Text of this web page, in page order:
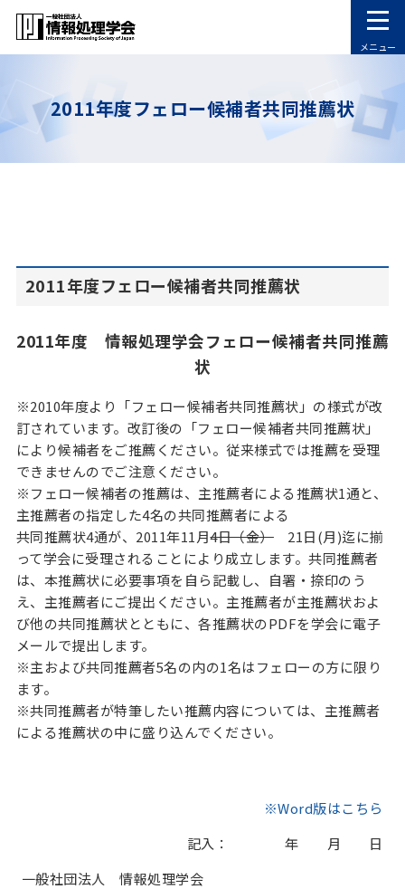
メニュー
2011年度フェロー候補者共同推薦状
2011年度フェロー候補者共同推薦状
2011年度 情報処理学会フェロー候補者共同推薦
状
※2010年度より「フェロー候補者共同推薦状」の様式が改
訂されています。改訂後の「フェロー候補者共同推薦状」
により候補者をご推薦ください。従来様式では推薦を受理
できませんのでご注意ください。
※フェロー候補者の推薦は、主推薦者による推薦状1通と、
主推薦者の指定した4名の共同推薦者による
共同推薦状4通が、2011年11月4日（金）21日(月)迄に揃
って学会に受理されることにより成立します。共同推薦者
は、本推薦状に必要事項を自ら記載し、自署・捺印のう
え、主推薦者にご提出ください。主推薦者が主推薦状およ
び他の共同推薦状とともに、各推薦状のPDFを学会に電子
メールで提出します。
※主および共同推薦者5名の内の1名はフェローの方に限り
ます。
※共同推薦者が特筆したい推薦内容については、主推薦者
による推薦状の中に盛り込んでください。
※Word版はこちら
記入： 年 月 日
一般社団法人 情報処理学会